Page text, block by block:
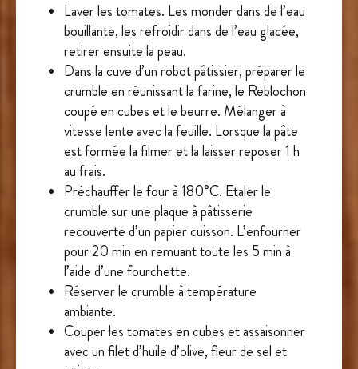
Laver les tomates. Les monder dans de l’eau
bouillante, les refroidir dans de l’eau glacée,
retirer ensuite la peau.
Dans la cuve d’un robot pâtissier, préparer le
crumble en réunissant la farine, le Reblochon
coupé en cubes et le beurre. Mélanger à
vitesse lente avec la feuille. Lorsque la pâte
est formée la filmer et la laisser reposer 1 h
au frais.
Préchauffer le four à 180°C. Etaler le
crumble sur une plaque à pâtisserie
recouverte d’un papier cuisson. L’enfourner
pour 20 min en remuant toute les 5 min à
l’aide d’une fourchette.
Réserver le crumble à température
ambiante.
Couper les tomates en cubes et assaisonner
avec un filet d’huile d’olive, fleur de sel et